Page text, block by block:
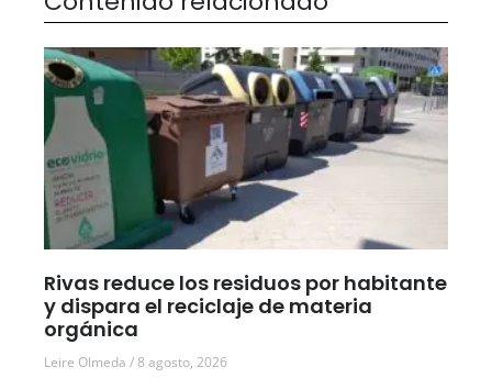
Rivas reduce los residuos por habitante
y dispara el reciclaje de materia
orgánica
Leire Olmeda 8 agosto, 2026